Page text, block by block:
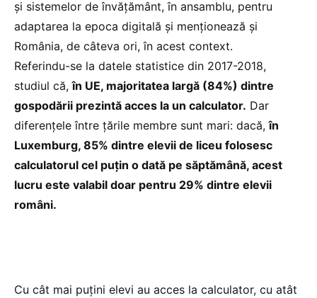
și sistemelor de învățământ, în ansamblu, pentru
adaptarea la epoca digitală și menționează și
România, de câteva ori, în acest context.
Referindu-se la datele statistice din 2017-2018,
studiul că,în UE, majoritatea largă (84%) dintre
gospodării prezintă acces la un calculator. Dar
diferențele între țările membre sunt mari: dacă,în
Luxemburg, 85% dintre elevii de liceu folosesc
calculatorul cel puțin o dată pe săptămână, acest
lucru este valabil doar pentru 29% dintre elevii
români.
Cu cât mai puțini elevi au acces la calculator, cu atât